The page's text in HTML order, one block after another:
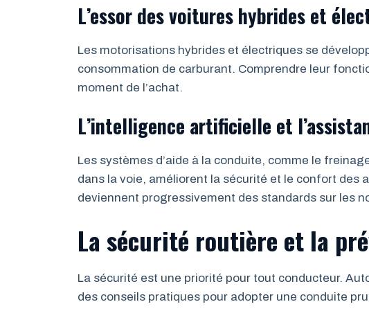
L’essor des voitures hybrides et
Les motorisations hybrides et électriques se
consommation de carburant. Comprendre leur
moment de l’achat.
L’intelligence artificielle et
Les systèmes d’aide à la conduite, comme le
dans la voie, améliorent la sécurité et le confort des
deviennent progressivement des standards sur les
La sécurité routière et la
La sécurité est une priorité pour tout conducteur.
des conseils pratiques pour adopter une conduite